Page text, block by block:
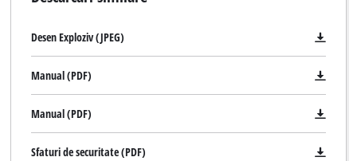
Desen Exploziv (JPEG)
Manual (PDF)
Manual (PDF)
Sfaturi de securitate (PDF)